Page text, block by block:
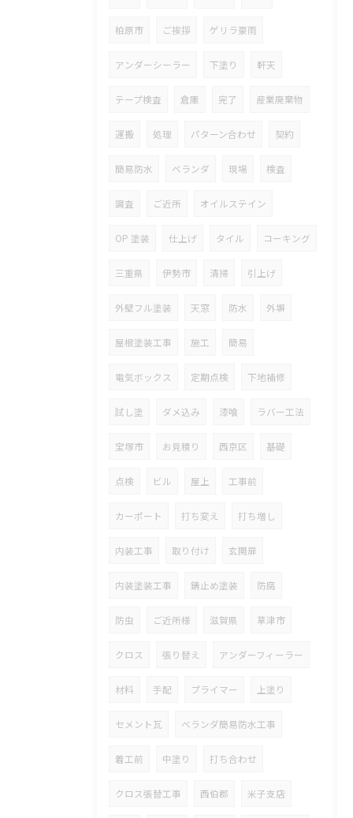
柏原市 ご挨拶 ゲリラ豪雨
アンダーシーラー 下塗り 軒天
テープ検査 倉庫 完了 産業廃棄物
運搬 処理 パターン合わせ 契約
簡易防水 ベランダ 現場 検査
調査 ご近所 オイルステイン
OP 塗装 仕上げ タイル コーキング
三重県 伊勢市 清掃 引上げ
外壁フル塗装 天窓 防水 外塀
屋根塗装工事 施工 簡易
電気ボックス 定期点検 下地補修
試し塗 ダメ込み 漆喰 ラバー工法
宝塚市 お見積り 西京区 基礎
点検 ビル 屋上 工事前
カーポート 打ち変え 打ち増し
内装工事 取り付け 玄関扉
内装塗装工事 錆止め塗装 防腐
防虫 ご近所様 滋賀県 草津市
クロス 張り替え アンダーフィーラー
材料 手配 プライマー 上塗り
セメント瓦 ベランダ簡易防水工事
着工前 中塗り 打ち合わせ
クロス張替工事 西伯郡 米子支店